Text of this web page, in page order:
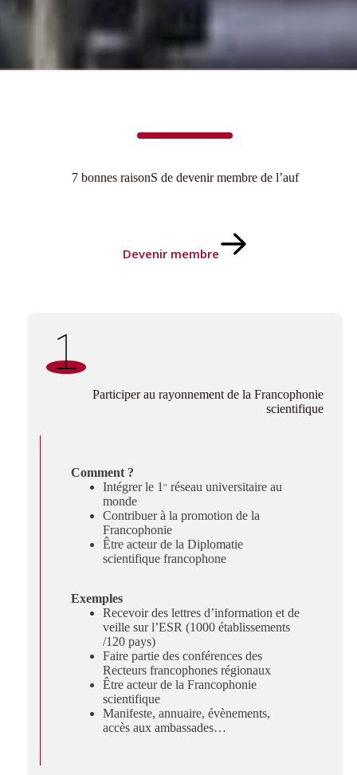
7 bonnes raisonS de devenir membre de l’auf
Devenir membre
Participer au rayonnement de la Francophonie
scientifique
Comment ?
Intégrer le 1 er réseau universitaire au
monde
Contribuer à la promotion de la
Francophonie
Être acteur de la Diplomatie
scientifique francophone
Exemples
Recevoir des lettres d’information et de
veille sur l’ESR (1000 établissements
/120 pays)
Faire partie des conférences des
Recteurs francophones régionaux
Être acteur de la Francophonie
scientifique
Manifeste, annuaire, évènements,
accès aux ambassades…